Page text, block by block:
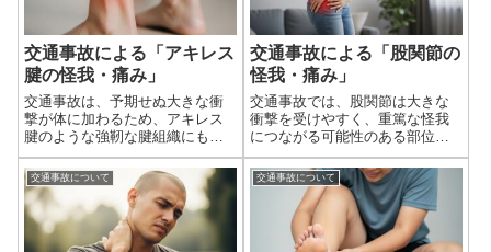
交通事故による「アキレス
腱の怪我・痛み」
交通事故は、予期せぬ大きな衝
撃が体に加わるため、アキレス
腱のような強靭な腱組織にも重
篤な損傷を引き起こす可能性が
あります。アキレス腱は、ふく
らはぎの筋肉（下腿三頭筋）と
踵の骨（踵骨）をつなぐ、人体
で最も太く強靭な腱であり、歩
く、走る、跳ぶと...
交通事故による「股関節の
怪我・痛み」
交通事故では、股関節は大きな
衝撃を受けやすく、重篤な怪我
につながる可能性のある部位で
す。特に、車の衝突時にシート
ベルトで体が固定された状態で
膝がダッシュボードに強く打ち
付けられる「ダッシュボード損
傷」や、側面からの衝突による
骨盤への直接的な...
交通事故について 交通事故について